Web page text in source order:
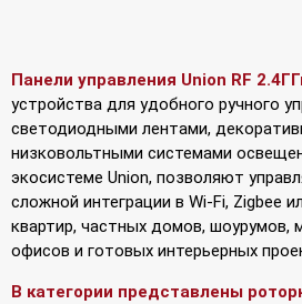
Панели управления Union RF
устройства для удобного ручного
светодиодными лентами,
низковольтными системами
экосистеме Union, позволяют
сложной интеграции в Wi-Fi, Zigbee
квартир, частных домов, шоурумов,
офисов и готовых интерьерных
В категории представлены